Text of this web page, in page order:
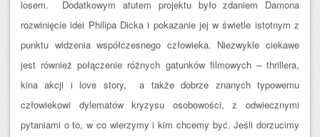
losem. Dodatkowym atutem projektu było zdaniem Damona
rozwinięcie idei Philipa Dicka i pokazanie jej w świetle istotnym z
punktu widzenia współczesnego człowieka. Niezwykle ciekawe
jest również połączenie różnych gatunków filmowych – thrillera,
kina akcji i love story, a także dobrze znanych typowemu
człowiekowi dylematów kryzysu osobowości, z odwiecznymi
pytaniami o to, w co wierzymy i kim chcemy być. Jeśli dorzucimy